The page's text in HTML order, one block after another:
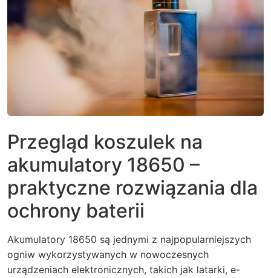
Przegląd koszulek na
akumulatory 18650 –
praktyczne rozwiązania dla
ochrony baterii
Akumulatory 18650 są jednymi z najpopularniejszych
ogniw wykorzystywanych w nowoczesnych
urządzeniach elektronicznych, takich jak latarki, e-